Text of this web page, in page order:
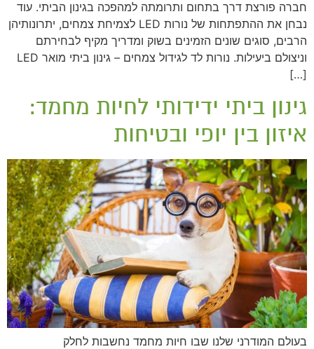
חברה פורצת דרך בתחום ותרומתה למהפכה בגינון הביתי. עוד
נבחן את ההתפתחות של נורות LED לצמיחת צמחים, יתרונותיהן
הרבים, סוגים שונים הזמינים בשוק ומדריך מקיף לבחירתם
וניצולם ביעילות. נורות לד לגידול צמחים – גינון ביתי מואר LED
[…]
גינון ביתי ידידותי לחיות מחמד:
איזון בין יופי ובטיחות
בעולם המודרני שלנו שבו חיות מחמד נחשבות לחלק